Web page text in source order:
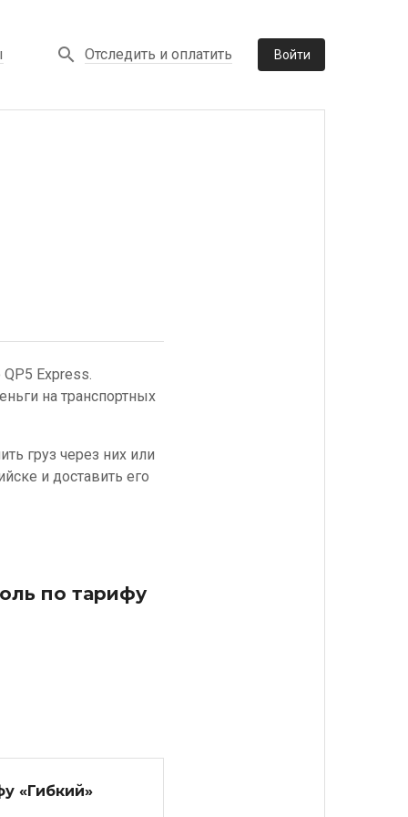
Отследить и оплатить Войти
Express.
на транспортных
груз через них или
и доставить его
по тарифу
«Гибкий»